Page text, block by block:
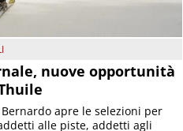
nuove opportunità
Bernardo apre le selezioni per
alle piste, addetti agli